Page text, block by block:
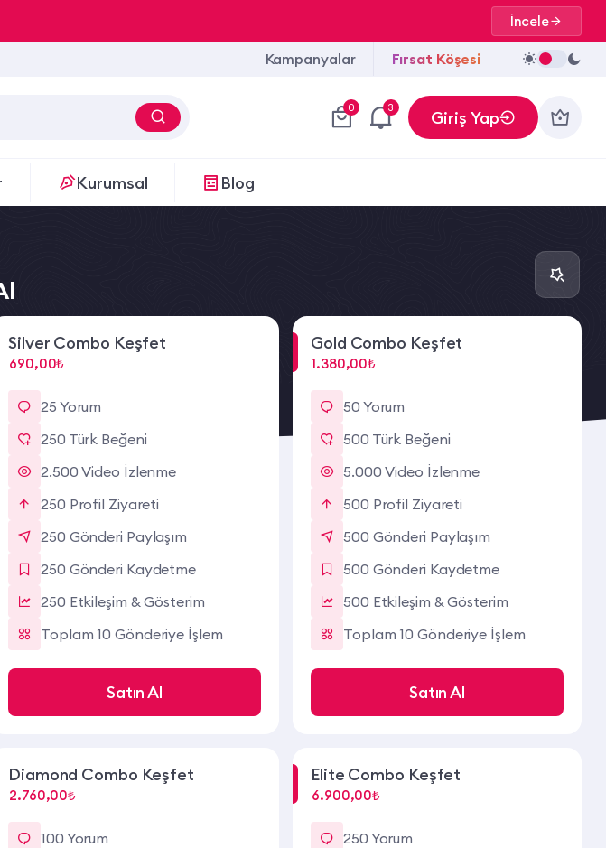
İncele
Kampanyalar Fırsat Köşesi
0 3 Giriş Yap
Kurumsal Blog
Silver Combo Keşfet
690,00₺
25 Yorum
250 Türk Beğeni
2.500 Video İzlenme
250 Profil Ziyareti
250 Gönderi Paylaşım
250 Gönderi Kaydetme
250 Etkileşim & Gösterim
Toplam 10 Gönderiye İşlem
Satın Al
Gold Combo Keşfet
1.380,00₺
50 Yorum
500 Türk Beğeni
5.000 Video İzlenme
500 Profil Ziyareti
500 Gönderi Paylaşım
500 Gönderi Kaydetme
500 Etkileşim & Gösterim
Toplam 10 Gönderiye İşlem
Satın Al
Diamond Combo Keşfet
2.760,00₺
100 Yorum
Elite Combo Keşfet
6.900,00₺
250 Yorum